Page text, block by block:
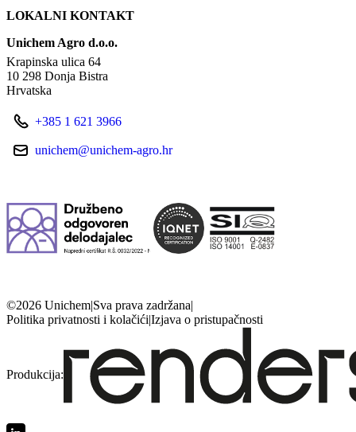
LOKALNI KONTAKT
Unichem Agro d.o.o.
Krapinska ulica 64
10 298 Donja Bistra
Hrvatska
+385 1 621 3966
unichem@unichem-agro.hr
©2026 Unichem|Sva prava zadržana|
Politika privatnosti i kolačići|Izjava o pristupačnosti
Produkcija: